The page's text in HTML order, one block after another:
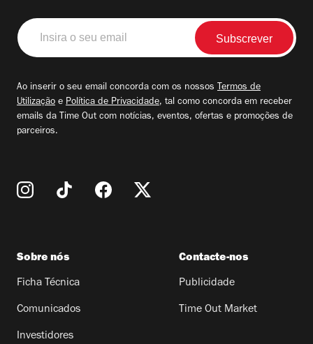
Insira
o
seu
Ao inserir o seu email concorda com os nossos Termos de
Utilização e Política de Privacidade, tal como concorda em receber
emails da Time Out com notícias, eventos, ofertas e promoções de
parceiros.
Sobre nós
Ficha Técnica
Comunicados
Investidores
Contacte-nos
Publicidade
Time Out Market